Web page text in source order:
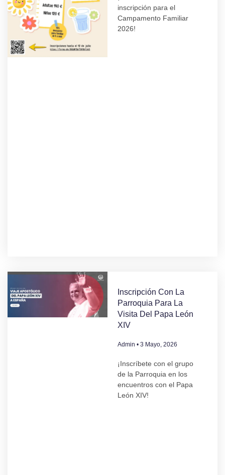
inscripción para el
Campamento Familiar
2026!
Inscripción Con La
Parroquia Para La
Visita Del Papa León
XIV
Admin 3 Mayo, 2026
¡Inscríbete con el grupo
de la Parroquia en los
encuentros con el Papa
León XIV!